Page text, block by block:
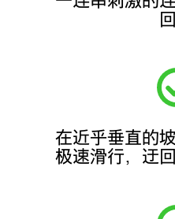
在近乎垂直的
极速滑行，迂